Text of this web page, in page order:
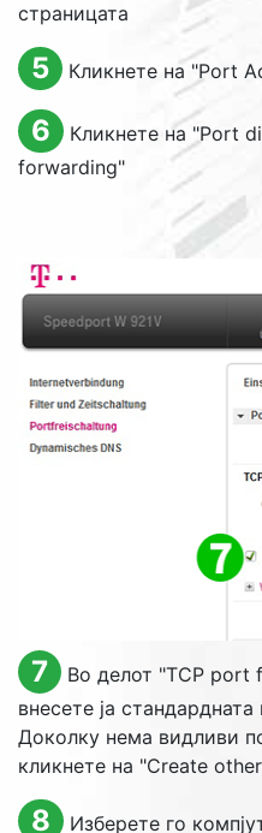
страницата
5 Кликнете на "Port
6 Кликнете на "Port
forwarding"
7 Во делот "TCP port
внесете ја
Доколку нема видливи
кликнете на "Create
8 Изберете го